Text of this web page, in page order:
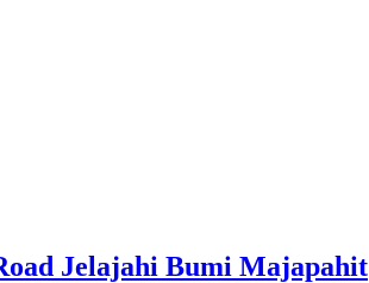
Jelajahi Bumi Majapahit